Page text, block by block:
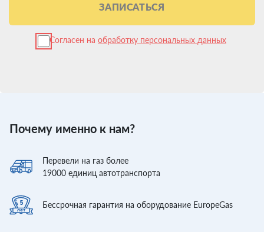
ЗАПИСАТЬСЯ
Согласен на обработку персональных данных
Почему именно к нам?
Перевели на газ более
19000 единиц автотранспорта
Бессрочная гарантия на оборудование EuropeGas